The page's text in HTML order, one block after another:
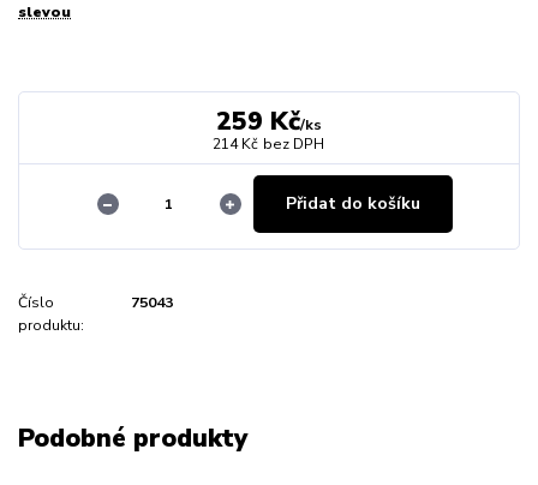
slevou
259 Kč/ks
214 Kč bez DPH
Přidat do košíku
Číslo
produktu:
75043
Podobné produkty